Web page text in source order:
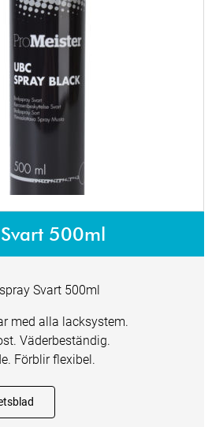
500ml
Svart 500ml
med alla lacksystem.
Väderbeständig.
Förblir flexibel.